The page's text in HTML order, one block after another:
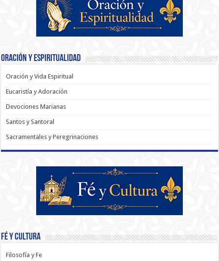
Oración y Espiritualidad
Oración y Vida Espiritual
Eucaristía y Adoración
Devociones Marianas
Santos y Santoral
Sacramentales y Peregrinaciones
Fé y Cultura
Filosofía y Fe